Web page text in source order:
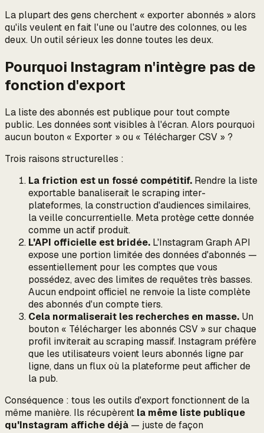
La plupart des gens cherchent « exporter abonnés » alors
qu'ils veulent en fait l'une ou l'autre des colonnes, ou les
deux. Un outil sérieux les donne toutes les deux.
Pourquoi Instagram n'intègre pas de
fonction d'export
La liste des abonnés est publique pour tout compte
public. Les données sont visibles à l'écran. Alors pourquoi
aucun bouton « Exporter » ou « Télécharger CSV » ?
Trois raisons structurelles :
La friction est un fossé compétitif. Rendre la liste
exportable banaliserait le scraping inter-
plateformes, la construction d'audiences similaires,
la veille concurrentielle. Meta protège cette donnée
comme un actif produit.
L'API officielle est bridée. L'Instagram Graph API
expose une portion limitée des données d'abonnés —
essentiellement pour les comptes que vous
possédez, avec des limites de requêtes très basses.
Aucun endpoint officiel ne renvoie la liste complète
des abonnés d'un compte tiers.
Cela normaliserait les recherches en masse. Un
bouton « Télécharger les abonnés CSV » sur chaque
profil inviterait au scraping massif. Instagram préfère
que les utilisateurs voient leurs abonnés ligne par
ligne, dans un flux où la plateforme peut afficher de
la pub.
Conséquence : tous les outils d'export fonctionnent de la
même manière. Ils récupèrent la même liste publique
qu'Instagram affiche déjà — juste de façon